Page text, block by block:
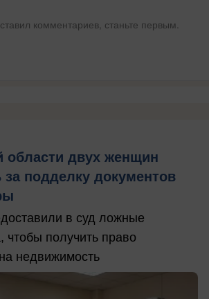
комментариев, станьте первым.
области двух женщин
за подделку документов
в суд ложные
чтобы получить право
недвижимость